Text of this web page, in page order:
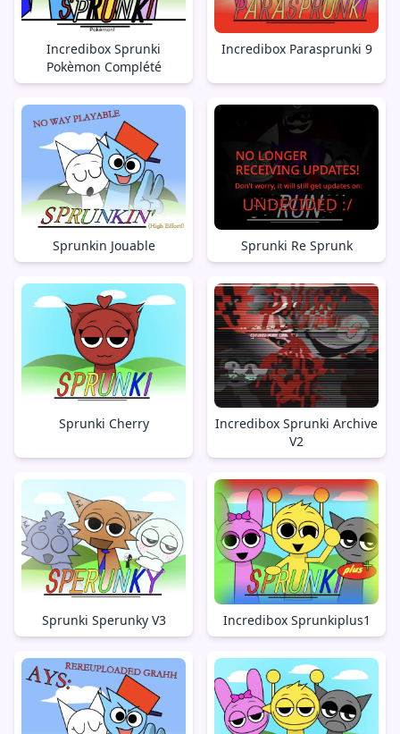
Incredibox Sprunki
Pokèmon Complété
Incredibox Parasprunki 9
Sprunkin Jouable Sprunki Re Sprunk
Sprunki Cherry
Incredibox Sprunki Archive
V2
Sprunki Sperunky V3 Incredibox Sprunkiplus1